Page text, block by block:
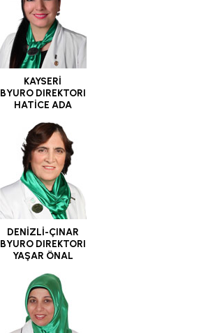
KAYSERİ
BYURO DIREKTORI
HATİCE ADA
DENİZLİ-ÇINAR
BYURO DIREKTORI
YAŞAR ÖNAL